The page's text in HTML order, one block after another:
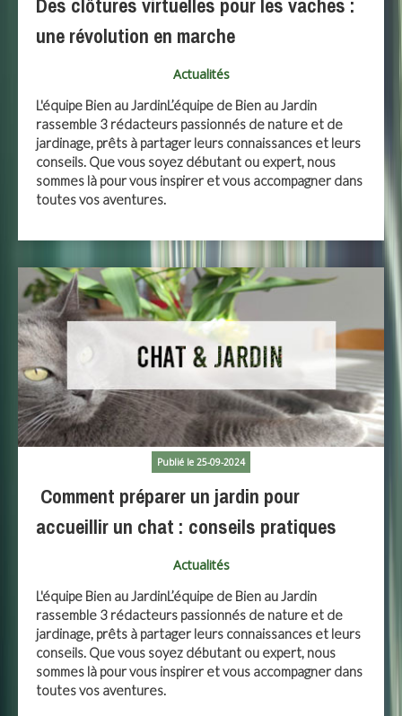
une révolution en marche
Actualités
L'équipe Bien au JardinL’équipe de Bien au Jardin
rassemble 3 rédacteurs passionnés de nature et de
jardinage, prêts à partager leurs connaissances et leurs
conseils. Que vous soyez débutant ou expert, nous
sommes là pour vous inspirer et vous accompagner dans
toutes vos aventures.
Publié le 25-09-2024
Comment préparer un jardin pour
accueillir un chat : conseils pratiques
Actualités
L'équipe Bien au JardinL’équipe de Bien au Jardin
rassemble 3 rédacteurs passionnés de nature et de
jardinage, prêts à partager leurs connaissances et leurs
conseils. Que vous soyez débutant ou expert, nous
sommes là pour vous inspirer et vous accompagner dans
toutes vos aventures.